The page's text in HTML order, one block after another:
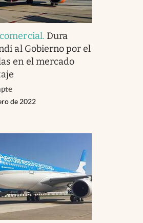
. Dura
al Gobierno por el
en el mercado
de 2022